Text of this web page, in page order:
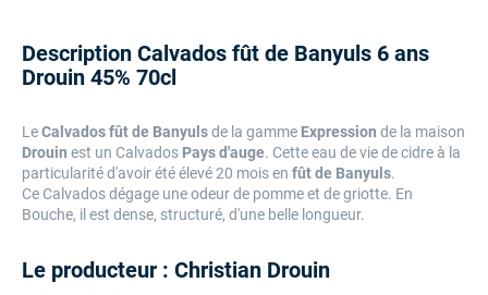
Description Calvados fût de Banyuls 6 ans
Drouin 45% 70cl
LeCalvados fût de Banyulsde la gamme Expression de la maison
Drouin est un Calvados Pays d'auge. Cette eau de vie de cidre à la
particularité d'avoir été élevé 20 mois en fût de Banyuls.
Ce Calvados dégage une odeur de pomme et de griotte. En
Bouche, il est dense, structuré, d'une belle longueur.
Le producteur : Christian Drouin